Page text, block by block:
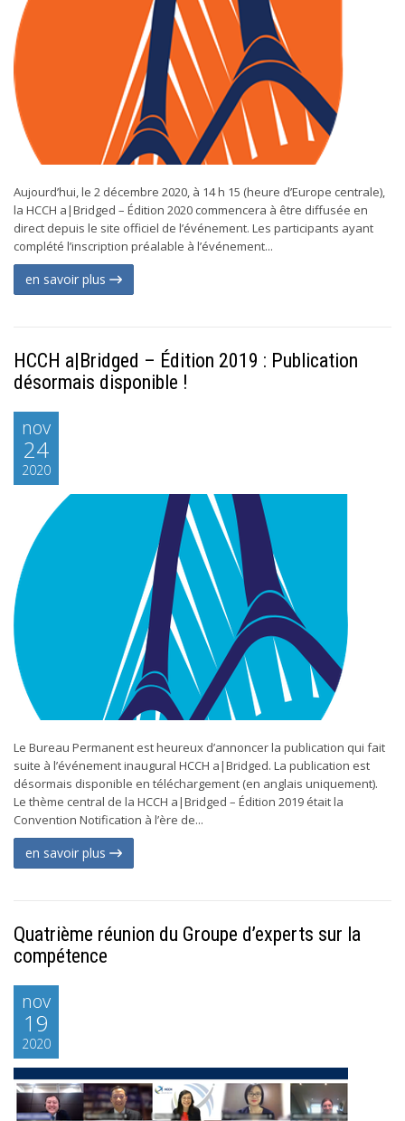
Aujourd’hui, le 2 décembre 2020, à 14 h 15 (heure d’Europe centrale),
la HCCH a|Bridged – Édition 2020 commencera à être diffusée en
direct depuis le site officiel de l’événement. Les participants ayant
complété l’inscription préalable à l’événement...
en savoir plus
HCCH a|Bridged – Édition 2019 : Publication
désormais disponible !
nov
24
2020
Le Bureau Permanent est heureux d’annoncer la publication qui fait
suite à l’événement inaugural HCCH a|Bridged. La publication est
désormais disponible en téléchargement (en anglais uniquement).
Le thème central de la HCCH a|Bridged – Édition 2019 était la
Convention Notification à l’ère de...
en savoir plus
Quatrième réunion du Groupe d’experts sur la
compétence
nov
19
2020